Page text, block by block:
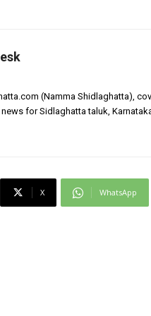
(Namma Shidlaghatta),
for Sidlaghatta taluk,
X WhatsApp